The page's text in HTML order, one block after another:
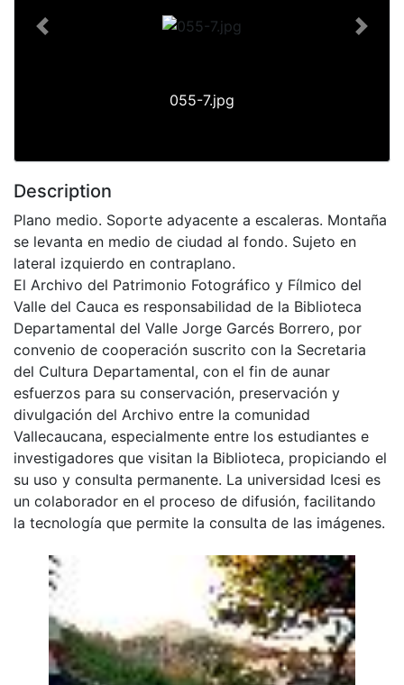
055-7.jpg
Previous Next
Description
Plano medio. Soporte adyacente a escaleras. Montaña
se levanta en medio de ciudad al fondo. Sujeto en
lateral izquierdo en contraplano.
El Archivo del Patrimonio Fotográfico y Fílmico del
Valle del Cauca es responsabilidad de la Biblioteca
Departamental del Valle Jorge Garcés Borrero, por
convenio de cooperación suscrito con la Secretaria
del Cultura Departamental, con el fin de aunar
esfuerzos para su conservación, preservación y
divulgación del Archivo entre la comunidad
Vallecaucana, especialmente entre los estudiantes e
investigadores que visitan la Biblioteca, propiciando el
su uso y consulta permanente. La universidad Icesi es
un colaborador en el proceso de difusión, facilitando
la tecnología que permite la consulta de las imágenes.